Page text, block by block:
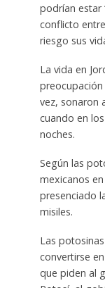
podrían estar
conflicto
riesgo sus
La vida en
vez, sonaron
cuando en
noches.
Según las
mexicanos
presenciado
misiles.
Las
convertirse
que piden al